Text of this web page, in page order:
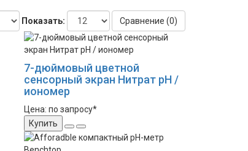
Показать: Сравнение (0)
7-дюймовый цветной
сенсорный экран Нитрат рН /
иономер
Цена: по запросу*
Купить